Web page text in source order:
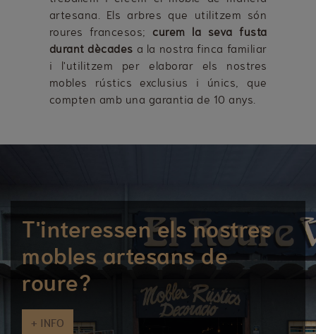
artesana. Els arbres que utilitzem són
roures francesos; curem la seva fusta
durant dècades a la nostra finca familiar
i l'utilitzem per elaborar els nostres
mobles rústics exclusius i únics, que
compten amb una garantia de 10 anys.
T'interessen els nostres
mobles artesans de
roure?
+ INFO